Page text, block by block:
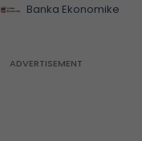
Banka Ekonomike